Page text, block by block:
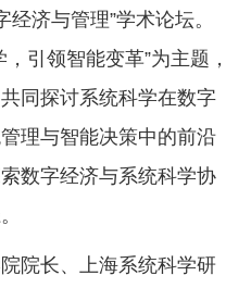
济与管理”学术论坛。
引领智能变革”为主题，
同探讨系统科学在数字
理与智能决策中的前沿
数字经济与系统科学协
院长、上海系统科学研